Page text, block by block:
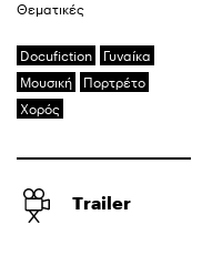
Θεματικές
Docufiction
Γυναίκα
Μουσική
Πορτρέτο
Χορός
Trailer